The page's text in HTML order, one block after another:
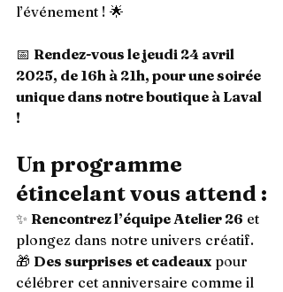
l’événement ! 🌟
📅 Rendez-vous le jeudi 24 avril
2025, de 16h à 21h, pour une soirée
unique dans notre boutique à Laval
!
Un programme
étincelant vous attend :
✨ Rencontrez l’équipe Atelier 26 et
plongez dans notre univers créatif.
🎁 Des surprises et cadeaux pour
célébrer cet anniversaire comme il